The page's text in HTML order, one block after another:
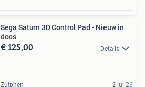
Sega Saturn 3D Control Pad - Nieuw in
doos
€ 125,00 Details
Zutphen 2 jul 26